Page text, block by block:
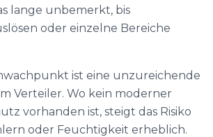
lange unbemerkt, bis
oder einzelne Bereiche
ist eine unzureichende
Verteiler. Wo kein moderner
vorhanden ist, steigt das Risiko
oder Feuchtigkeit erheblich.